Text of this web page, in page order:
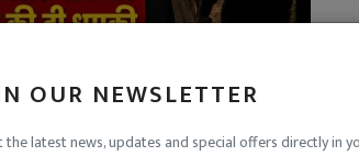
OUR NEWSLETTER
latest news, updates and special offers directly in
को करता था गंदे इशारे, संबंध